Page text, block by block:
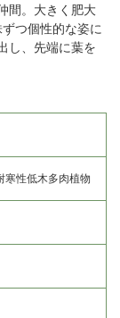
間。大きく肥大
つ個性的な姿に
し、先端に葉を
寒性低木多肉植物